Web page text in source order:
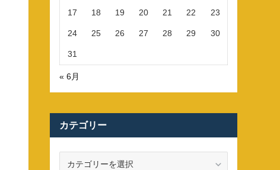
17 18 19 20 21 22 23
24 25 26 27 28 29 30
31
« 6月
カテゴリー